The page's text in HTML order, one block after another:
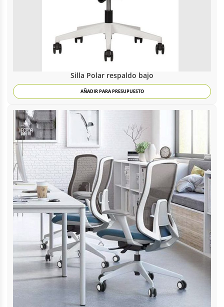
Silla Polar respaldo bajo
AÑADIR PARA PRESUPUESTO